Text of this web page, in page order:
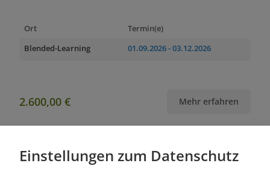
Ort
Termin(e)
Blended-Learning
01.09.2026- 03.12.2026
2.600,00 € Mehr erfahren
Einstellungen zum Datenschutz